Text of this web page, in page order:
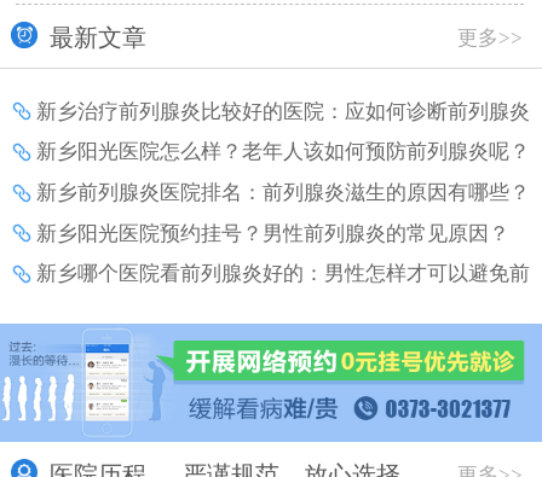
最新文章 更多>>
新乡治疗前列腺炎比较好的医院：应如何诊断前列腺炎
增生？
新乡阳光医院怎么样？老年人该如何预防前列腺炎呢？
新乡前列腺炎医院排名：前列腺炎滋生的原因有哪些？
新乡阳光医院预约挂号？男性前列腺炎的常见原因？
新乡哪个医院看前列腺炎好的：男性怎样才可以避免前